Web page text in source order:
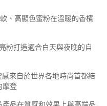
、高顯色蜜粉在溫暖的香檳
粉打造適合白天與夜晚的自
感來自於世界各地時尚首都結
摩登